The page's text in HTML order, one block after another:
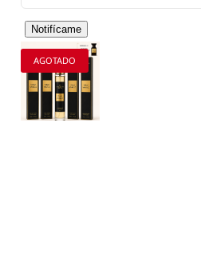
Notifícame
AGOTADO